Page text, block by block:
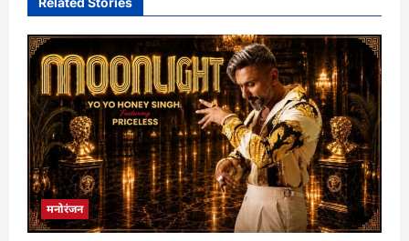
मनोरंजन